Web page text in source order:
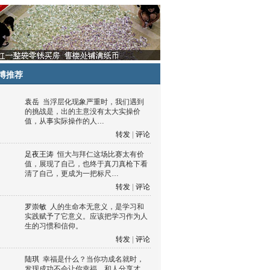
推荐
袁岳 当浮层化现象严重时，我们遇到
的挑战是，出的主意没有太大实操价
值，从事实际操作的人…
转发
评论
足夜王涛 恒大与拜仁这场比赛太有价
值，展现了自己，也终于真刀真枪下看
清了自己，更成为一把标尺…
转发
评论
罗崇敏 人的生命本无意义，是学习和
实践赋予了它意义。应该把学习作为人
生的习惯和信仰。
转发
评论
陆琪 幸福是什么？当你功成名就时，